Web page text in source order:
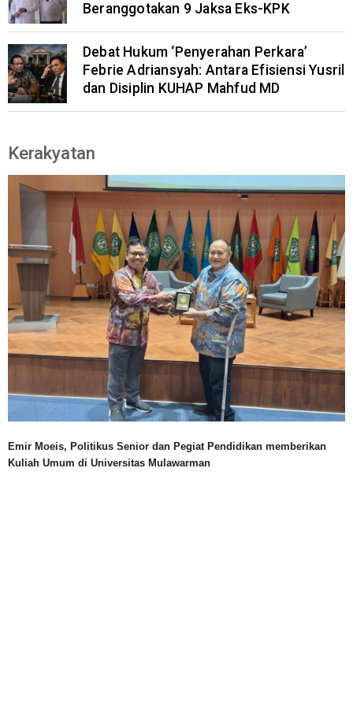
Beranggotakan 9 Jaksa Eks-KPK
Debat Hukum ‘Penyerahan Perkara’
Febrie Adriansyah: Antara Efisiensi Yusril
dan Disiplin KUHAP Mahfud MD
Kerakyatan
Emir Moeis, Politikus Senior dan Pegiat Pendidikan memberikan
Kuliah Umum di Universitas Mulawarman